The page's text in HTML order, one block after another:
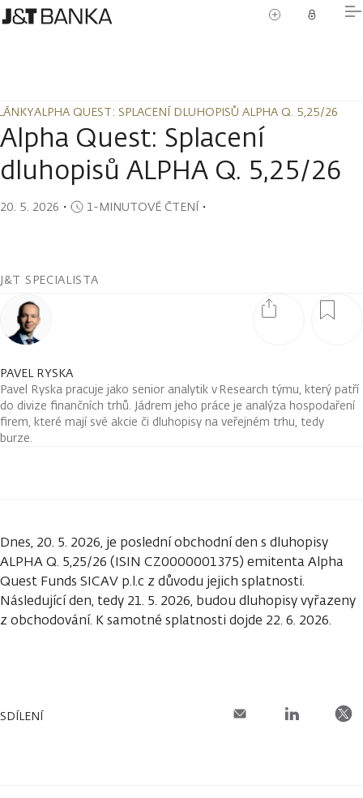
ALPHA QUEST: SPLACENÍ DLUHOPISŮ ALPHA Q. 5,25/26
ALPHA QUEST: SPLACENÍ DLUHOPISŮ ALPHA Q. 5,25/26
Alpha Quest: Splacení
dluhopisů ALPHA Q. 5,25/26
20. 5. 2026 ・ 1-MINUTOVÉ ČTENÍ・
J&T SPECIALISTA
PAVEL RYSKA
Pavel Ryska pracuje jako senior analytik v Research týmu, který patří
do divize finančních trhů. Jádrem jeho práce je analýza hospodaření
firem, které mají své akcie či dluhopisy na veřejném trhu, tedy
burze.
Dnes, 20. 5. 2026, je poslední obchodní den s dluhopisy
ALPHA Q. 5,25/26 (ISIN CZ0000001375) emitenta Alpha
Quest Funds SICAV p.l.c z důvodu jejich splatnosti.
Následující den, tedy 21. 5. 2026, budou dluhopisy vyřazeny
z obchodování. K samotné splatnosti dojde 22. 6. 2026.
SDÍLENÍ